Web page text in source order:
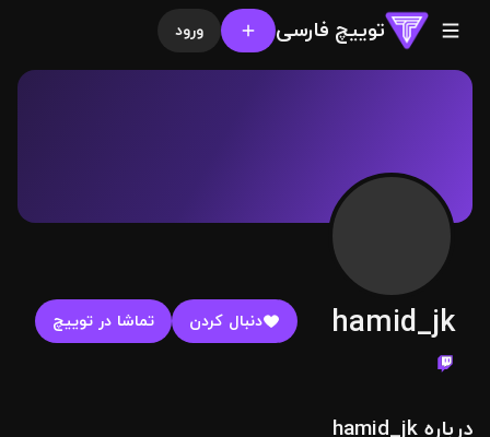
توییچ فارسی ورود
hamid_jk دنبال کردن تماشا در توییچ
درباره hamid_jk